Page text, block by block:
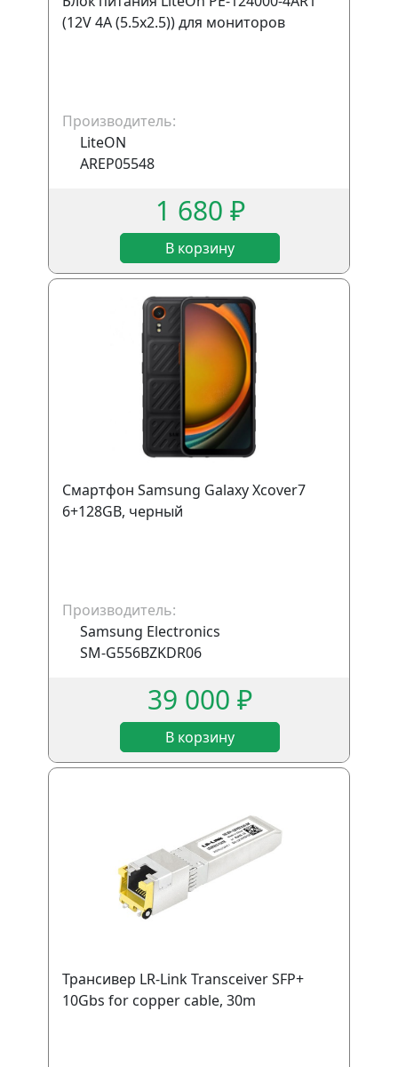
(12V 4A (5.5x2.5)) для мониторов
Производитель:
LiteON
AREP05548
1 680 ₽
В корзину
Смартфон Samsung Galaxy Xcover7
6+128GB, черный
Производитель:
Samsung Electronics
SM-G556BZKDR06
39 000 ₽
В корзину
Трансивер LR-Link Transceiver SFP+
10Gbs for copper cable, 30m